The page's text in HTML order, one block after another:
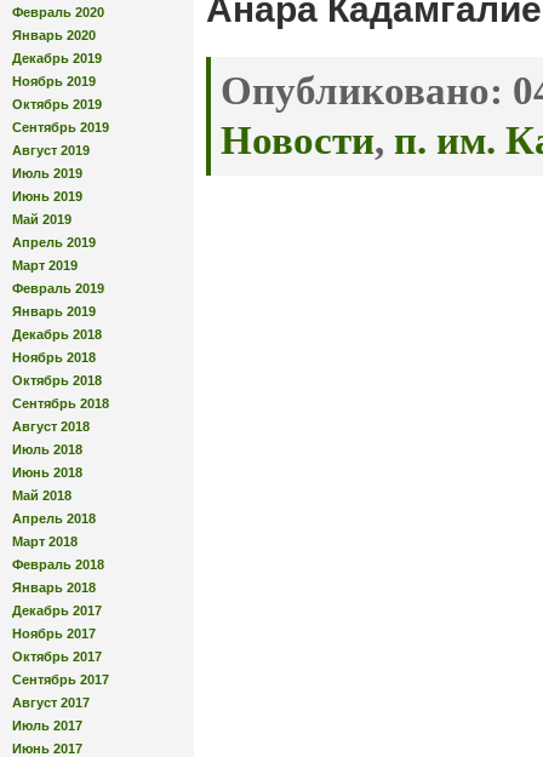
Февраль 2020
Январь 2020
Декабрь 2019
Ноябрь 2019
Октябрь 2019
Сентябрь 2019
Август 2019
Июль 2019
Июнь 2019
Май 2019
Апрель 2019
Март 2019
Февраль 2019
Январь 2019
Декабрь 2018
Ноябрь 2018
Октябрь 2018
Сентябрь 2018
Август 2018
Июль 2018
Июнь 2018
Май 2018
Апрель 2018
Март 2018
Февраль 2018
Январь 2018
Декабрь 2017
Ноябрь 2017
Октябрь 2017
Сентябрь 2017
Август 2017
Июль 2017
Июнь 2017
Анара
Опубликовано:
Новости, п. им.